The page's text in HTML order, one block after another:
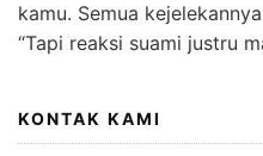
kamu. Semua
“Tapi reaksi suami justru
KONTAK KAMI